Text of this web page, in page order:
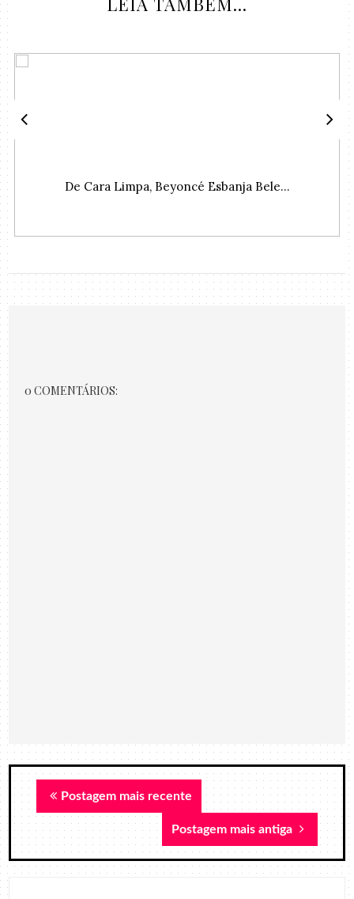
De Cara Limpa, Beyoncé Esbanja Bele...
0 COMENTÁRIOS:
Postagem mais recente
Postagem mais antiga